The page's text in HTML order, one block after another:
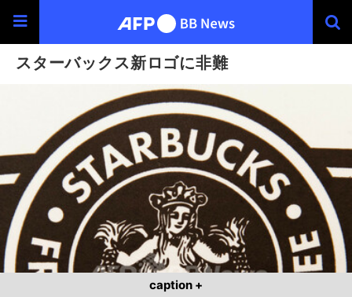
スターバックス新ロゴに非難
caption +